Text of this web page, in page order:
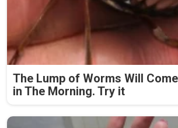
The Lump of Worms Will
in The Morning. Try it